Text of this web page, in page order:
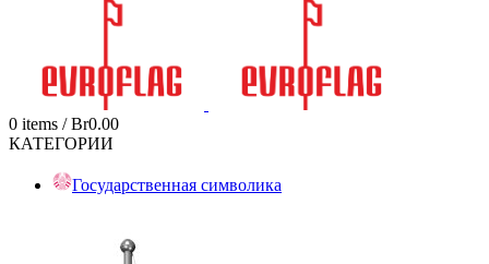
0 items / Br0.00
КАТЕГОРИИ
Государственная символика